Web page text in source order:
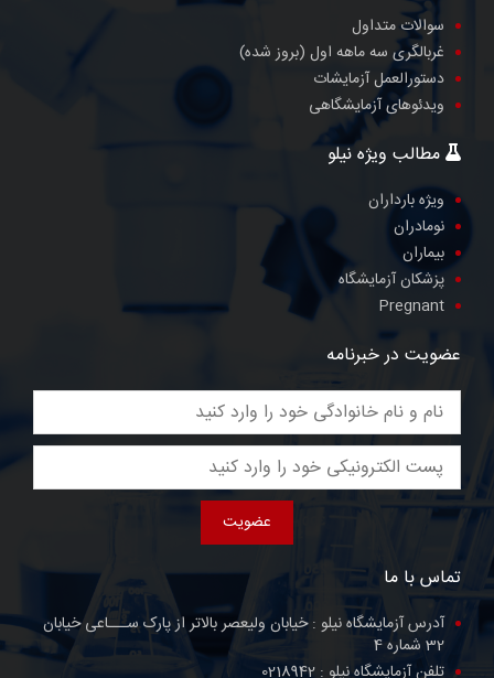
سوالات متداول
غربالگری سه ماهه اول (بروز شده)
دستورالعمل آزمایشات
ویدئوهای آزمایشگاهی
مطالب ویژه نیلو
ویژه بارداران
نومادران
بیماران
پزشکان آزمایشگاه
Pregnant
عضویت در خبرنامه
عضویت
تماس با ما
آدرس آزمایشگاه نیلو :خیابان ولیعصر بالاتر از پارک ســـاعی خیابان
32 شماره 4
تلفن آزمایشگاه نیلو : 0218942